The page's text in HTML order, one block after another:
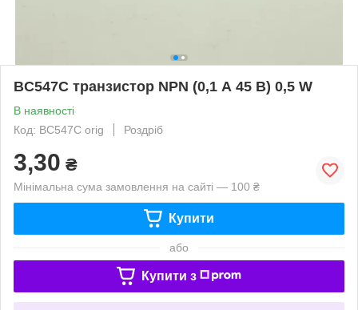
BC547C транзистор NPN (0,1 А 45 В) 0,5 W
В наявності
Код: BC547C orig
Роздріб
3,30 ₴
Мінімальна сума замовлення на сайті — 100 ₴
Купити
або
Купити з